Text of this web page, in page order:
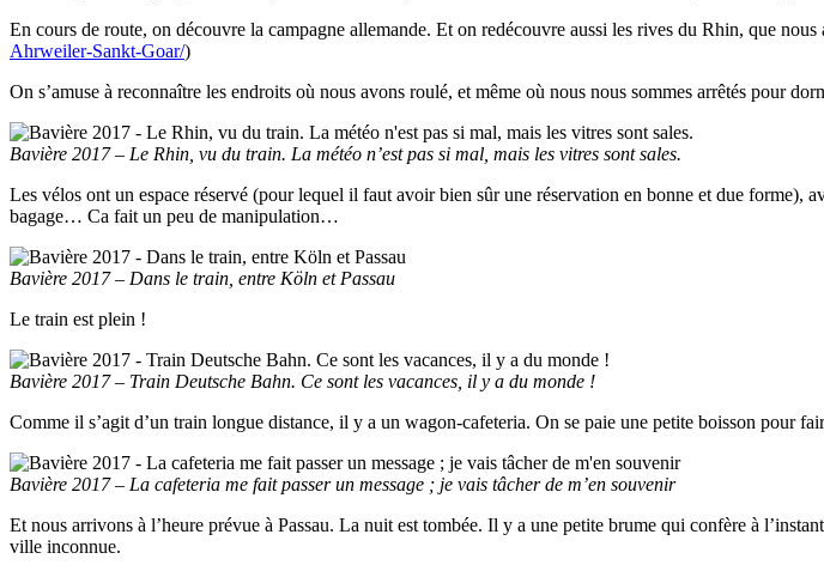
En cours de route, on découvre la campagne allemande. Et on redécouvre aussi les rives du Rhin, que
Ahrweiler-Sankt-Goar/)
On s’amuse à reconnaître les endroits où nous avons roulé, et même où nous nous sommes arrêtés pour
Bavière 2017 – Le Rhin, vu du train. La météo n’est pas si mal, mais les vitres sont sales.
Les vélos ont un espace réservé (pour lequel il faut avoir bien sûr une réservation en bonne et due forme),
bagage… Ca fait un peu de manipulation…
Bavière 2017 – Dans le train, entre Köln et Passau
Le train est plein !
Bavière 2017 – Train Deutsche Bahn. Ce sont les vacances, il y a du monde !
Comme il s’agit d’un train longue distance, il y a un wagon-cafeteria. On se paie une petite boisson pour
Bavière 2017 – La cafeteria me fait passer un message ; je vais tâcher de m’en souvenir
Et nous arrivons à l’heure prévue à Passau. La nuit est tombée. Il y a une petite brume qui confère à
ville inconnue.